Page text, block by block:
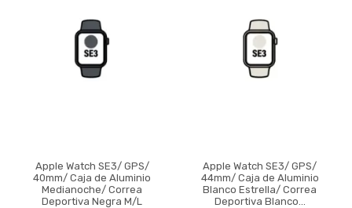
Apple Watch SE3/ GPS/
40mm/ Caja de Aluminio
Medianoche/ Correa
Deportiva Negra M/L
Apple Watch SE3/ GPS/
44mm/ Caja de Aluminio
Blanco Estrella/ Correa
Deportiva Blanco...